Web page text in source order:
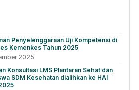
Penyelenggaraan Uji Kompetensi di
Kemenkes Tahun 2025
2025
Konsultasi LMS Plantaran Sehat dan
SDM Kesehatan dialihkan ke HAI